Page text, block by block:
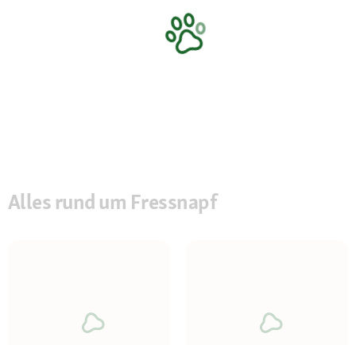
Alles rund um Fressnapf